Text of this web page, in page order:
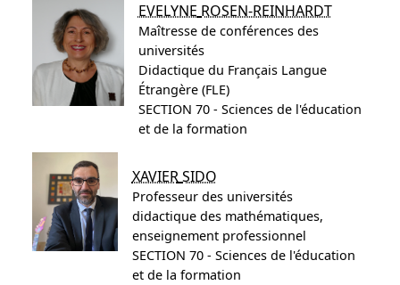
EVELYNE ROSEN-REINHARDT
Maîtresse de conférences des
universités
Didactique du Français Langue
Étrangère (FLE)
SECTION 70 - Sciences de l'éducation
et de la formation
XAVIERSIDO
Professeur des universités
didactique des mathématiques,
enseignement professionnel
SECTION 70 - Sciences de l'éducation
et de la formation